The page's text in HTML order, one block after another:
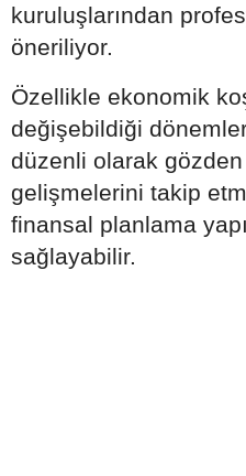
kuruluşlarından
öneriliyor.
Özellikle ekonomik
değişebildiği
düzenli olarak
gelişmelerini takip
finansal planlama
sağlayabilir.